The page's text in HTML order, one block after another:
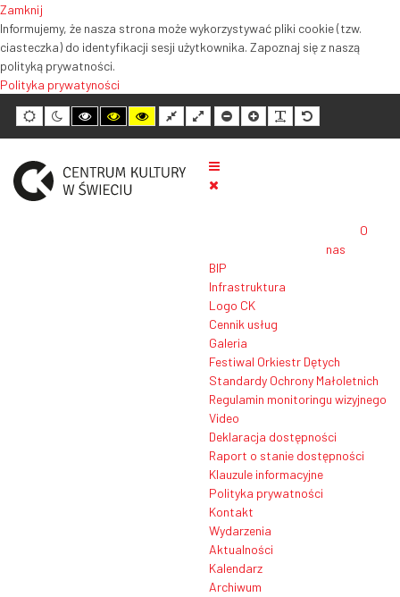
Zamknij
Informujemy, że nasza strona może wykorzystywać pliki cookie (tzw.
ciasteczka) do identyfikacji sesji użytkownika. Zapoznaj się z naszą
polityką prywatności.
Polityka prywatyności
Tryb
domyślny
Tryb
nocny
Tryb
wysokiego
kontrastu
biały
Tryb
wysokiego
kontrastu
żółty
Tryb
wysokiego
kontrastu
czarny
Normalny
układ
Szeroki
układ
Mniejszy
rozmiar
tekstu
Większy
rozmiar
tekstu
Czytelność
tekstu
Domyślny
rozmiar
tekstu
O
nas
BIP
Infrastruktura
Logo CK
Cennik usług
Galeria
Festiwal Orkiestr Dętych
Standardy Ochrony Małoletnich
Regulamin monitoringu wizyjnego
Video
Deklaracja dostępności
Raport o stanie dostępności
Klauzule informacyjne
Polityka prywatności
Kontakt
Wydarzenia
Aktualności
Kalendarz
Archiwum